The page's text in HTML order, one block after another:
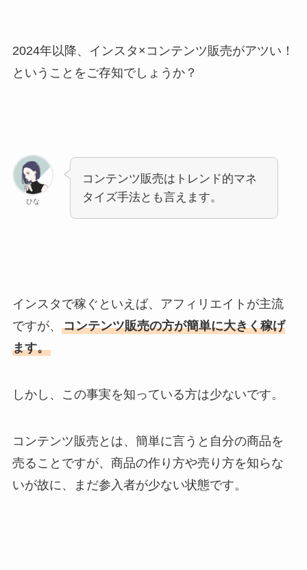
2024年以降、インスタ×コンテンツ販売がアツい！
ということをご存知でしょうか？
ひな
コンテンツ販売はトレンド的マネ
タイズ手法とも言えます。
インスタで稼ぐといえば、アフィリエイトが主流
ですが、 コンテンツ販売の方が簡単に大きく稼げ
ます。
しかし、この事実を知っている方は少ないです。
コンテンツ販売とは、簡単に言うと自分の商品を
売ることですが、商品の作り方や売り方を知らな
いが故に、まだ参入者が少ない状態です。